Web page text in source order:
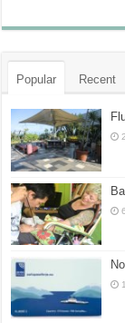
Popular Recent